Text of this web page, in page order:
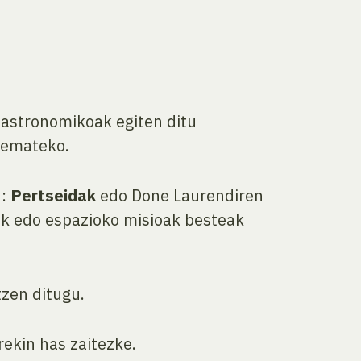
egiten ditu
Pertseidak edo Done Laurendiren
edo espazioko misioak besteak
ditugu.
has zaitezke.